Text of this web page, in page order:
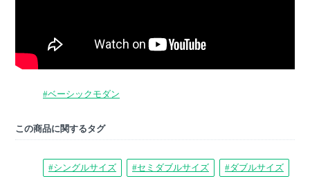
#ベーシックモダン
この商品に関するタグ
#シングルサイズ #セミダブルサイズ #ダブルサイズ